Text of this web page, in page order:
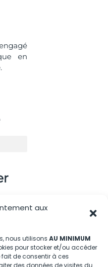
aux
nous utilisons AU MINIMUM
pour stocker et/ou accéder
de consentir à ces
des données de visites du
en